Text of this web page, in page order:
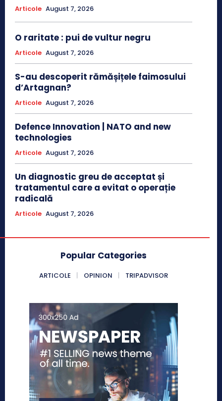
Articole August 7, 2026
O raritate : pui de vultur negru
Articole August 7, 2026
S-au descoperit rămășițele faimosului
d’Artagnan?
Articole August 7, 2026
Defence Innovation | NATO and new
technologies
Articole August 7, 2026
Un diagnostic greu de acceptat și
tratamentul care a evitat o operație
radicală
Articole August 7, 2026
Popular Categories
ARTICOLE OPINION TRIPADVISOR